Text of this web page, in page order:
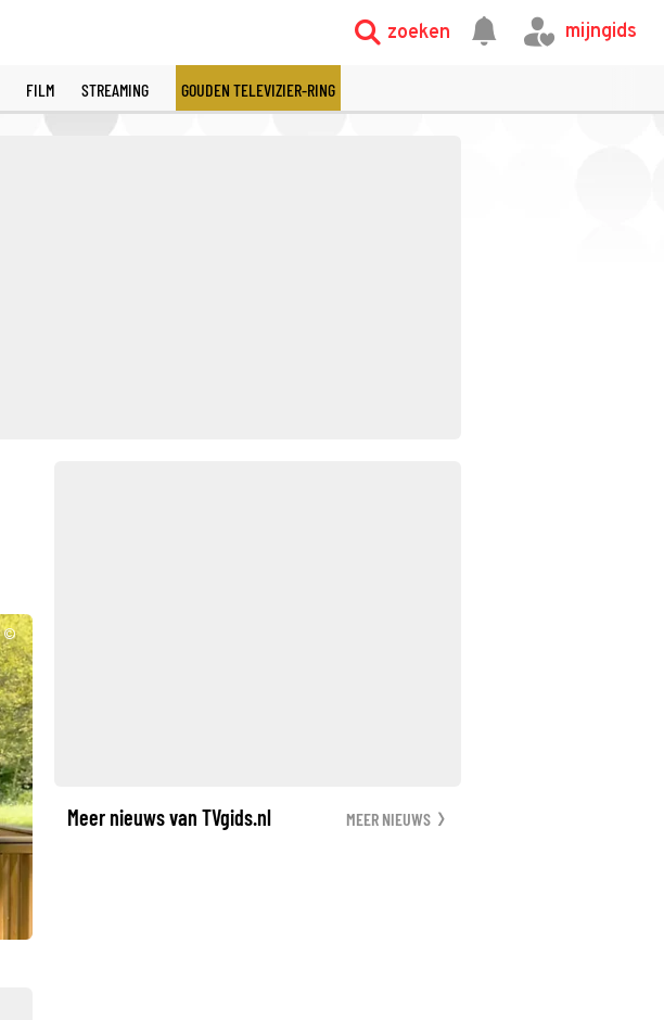
zoeken mijngids
FILM STREAMING GOUDEN TELEVIZIER-RING
©
Meer nieuws van TVgids.nl MEER NIEUWS